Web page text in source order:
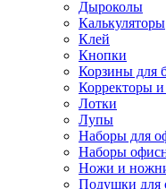
Дыроколы
Калькуляторы
Клей
Кнопки
Корзины для
Корректоры
Лотки
Лупы
Наборы для
Наборы
Ножи и
Подушки для